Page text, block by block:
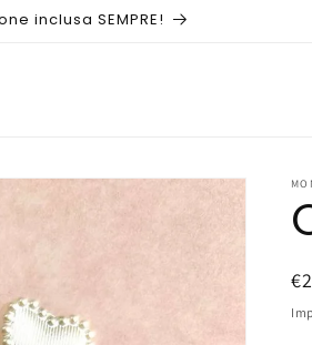
inclusa SEMPRE!
di